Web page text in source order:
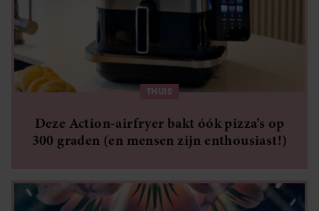
THUIS
Deze Action-airfryer bakt óók pizza’s op
300 graden (en mensen zijn enthousiast!)